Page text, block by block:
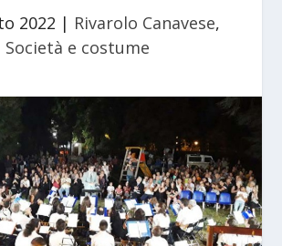
2022 | Rivarolo Canavese,
Società e costume